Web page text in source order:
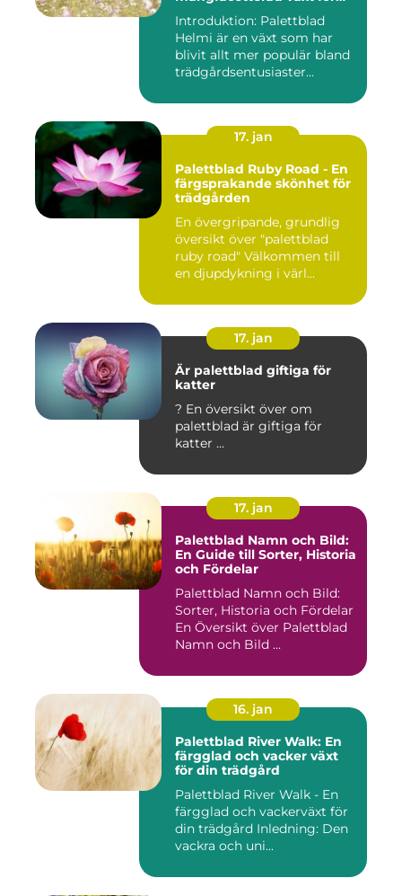
Introduktion: Palettblad
Helmi är en växt som har
blivit allt mer populär bland
trädgårdsentusiaster...
17. jan
Palettblad Ruby Road - En
färgsprakande skönhet för
trädgården
En övergripande, grundlig
översikt över "palettblad
ruby road" Välkommen till
en djupdykning i värl...
17. jan
Är palettblad giftiga för
katter
? En översikt över om
palettblad är giftiga för
katter ...
17. jan
Palettblad Namn och Bild:
En Guide till Sorter, Historia
och Fördelar
Palettblad Namn och Bild:
Sorter, Historia och Fördelar
En Översikt över Palettblad
Namn och Bild ...
16. jan
Palettblad River Walk: En
färgglad och vacker växt
för din trädgård
Palettblad River Walk - En
färgglad och vackerväxt för
din trädgård Inledning: Den
vackra och uni...